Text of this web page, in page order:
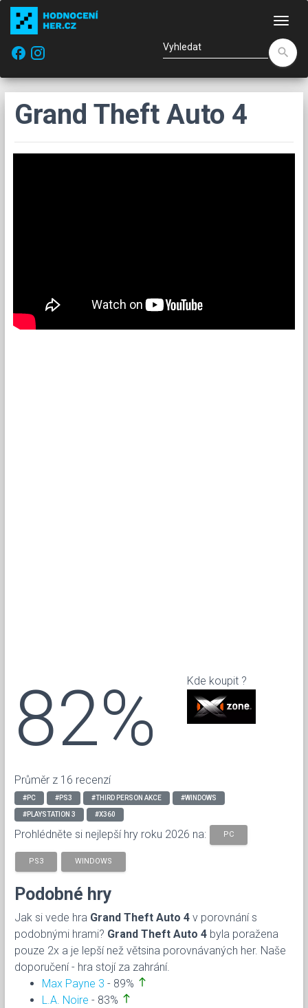
facebook
search
Grand Theft Auto 4
82%
Průměr z 16 recenzí
Kde koupit ?
#PC #PS3 #THIRD PERSON AKCE #WINDOWS
#PLAYSTATION 3 #X360
Prohlédněte si nejlepší hry roku 2026 na: PC
PS3 WINDOWS
Podobné hry
Jak si vede hra Grand Theft Auto 4 v porovnání s
podobnými hrami? Grand Theft Auto 4 byla poražena
pouze 2x a je lepší než větsina porovnávaných her. Naše
doporučení - hra stojí za zahrání.
Max Payne 3 - 89% north
L.A. Noire - 83% north